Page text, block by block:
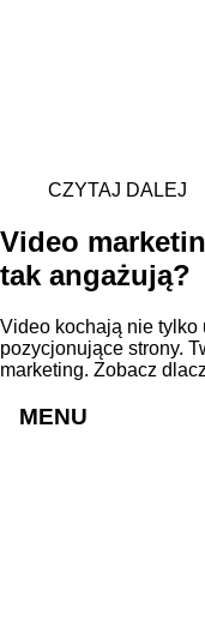
CZYTAJ DALEJ
Video
tak angażują?
Video kochają nie tylko
pozycjonujące strony.
marketing. Zobacz
MENU